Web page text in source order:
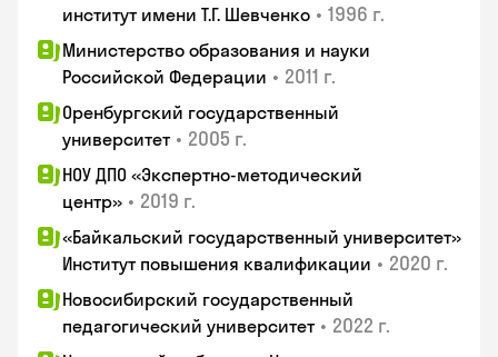
институт имени Т.Г. Шевченко • 1996 г.
Министерство образования и науки
Российской Федерации • 2011 г.
Оренбургский государственный
университет • 2005 г.
НОУ ДПО «Экспертно-методический
центр» • 2019 г.
«Байкальский государственный университет»
Институт повышения квалификации • 2020 г.
Новосибирский государственный
педагогический университет • 2022 г.